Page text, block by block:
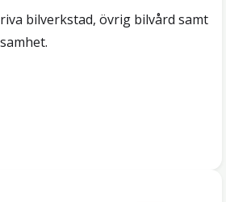
bilverkstad, övrig bilvård samt